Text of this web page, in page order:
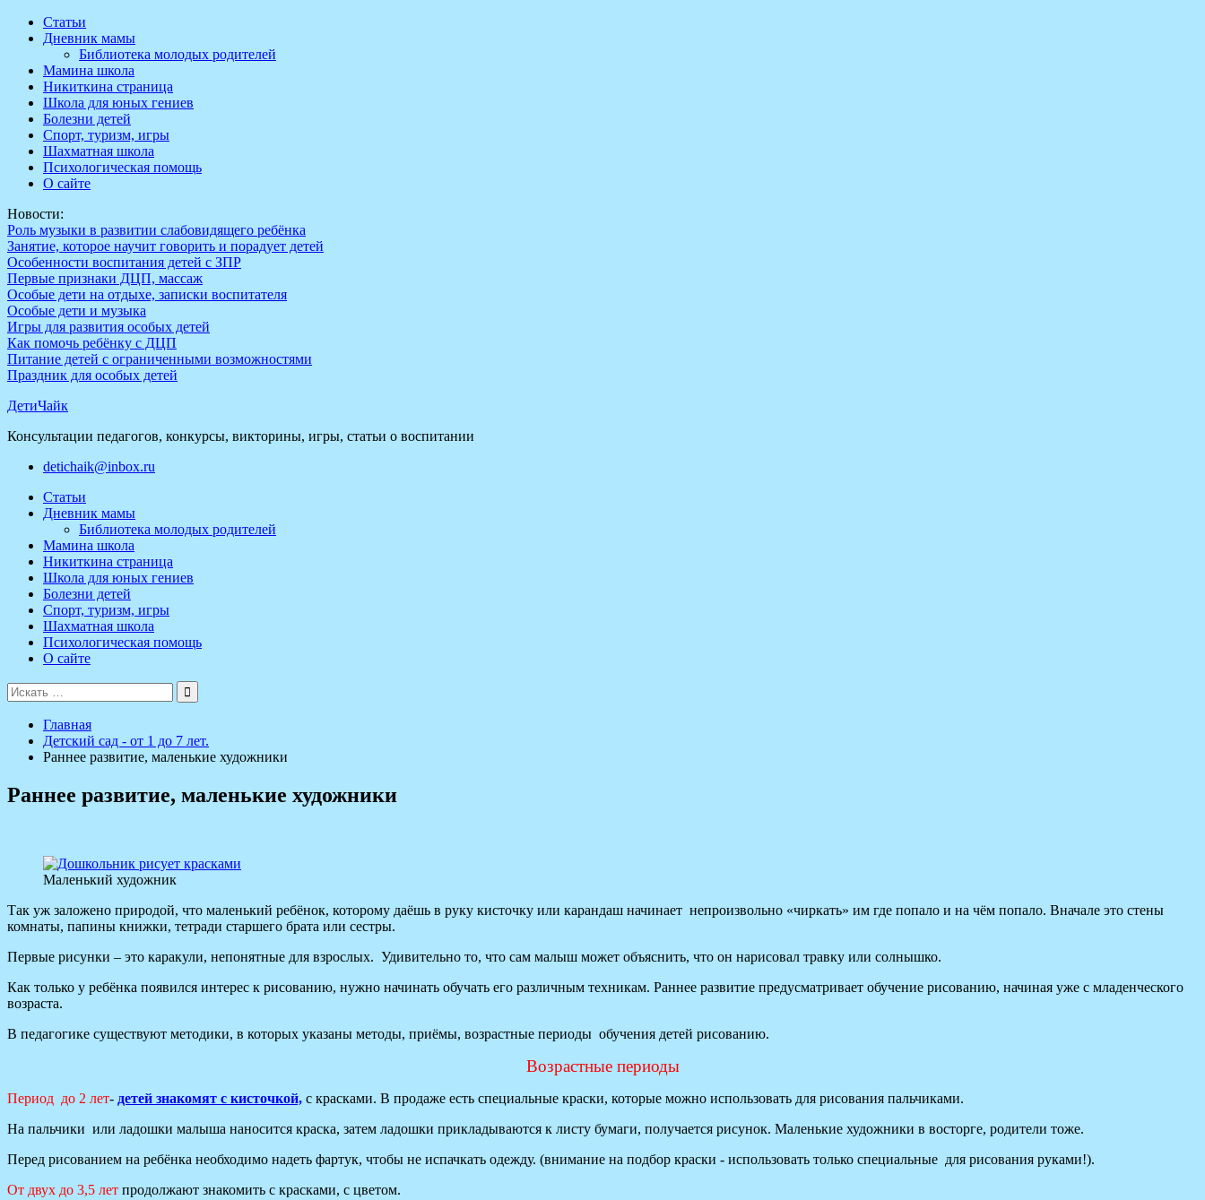
Перейти
содержимому
Статьи
Дневник мамы
Библиотека молодых родителей
Мамина школа
Никиткина страница
Школа для юных гениев
Болезни детей
Спорт, туризм, игры
Шахматная школа
Психологическая помощь
О сайте
Новости:
Роль музыки в развитии слабовидящего ребёнка
Занятие, которое научит говорить и порадует детей
Особенности воспитания детей с ЗПР
Первые признаки ДЦП, массаж
Особые дети на отдыхе, записки воспитателя
Особые дети и музыка
Игры для развития особых детей
Как помочь ребёнку с ДЦП
Питание детей с ограниченными возможностями
Праздник для особых детей
ДетиЧайк
Консультации педагогов, конкурсы, викторины, игры, статьи о воспитании
detichaik@inbox.ru
Статьи
Дневник мамы
Библиотека молодых родителей
Мамина школа
Никиткина страница
Школа для юных гениев
Болезни детей
Спорт, туризм, игры
Шахматная школа
Психологическая помощь
О сайте
Поиск
для:
Главная
Детский сад - от 1 до 7 лет.
Раннее развитие, маленькие художники
Раннее развитие, маленькие художники
Маленький художник
Так уж заложено природой, что маленький ребёнок, которому даёшь в руку кисточку или карандаш начинает непроизвольно «чиркать» им где попало и на чём попало. Вначале это стены
комнаты, папины книжки, тетради старшего брата или сестры.
Первые рисунки – это каракули, непонятные для взрослых. Удивительно то, что сам малыш может объяснить, что он нарисовал травку или солнышко.
Как только у ребёнка появился интерес к рисованию, нужно начинать обучать его различным техникам. Раннее развитие предусматривает обучение рисованию, начиная уже с младенческого
возраста.
В педагогике существуют методики, в которых указаны методы, приёмы, возрастные периоды обучения детей рисованию.
Возрастные периоды
Период до 2 лет- детей знакомят с кисточкой, с красками. В продаже есть специальные краски, которые можно использовать для рисования пальчиками.
На пальчики или ладошки малыша наносится краска, затем ладошки прикладываются к листу бумаги, получается рисунок. Маленькие художники в восторге, родители тоже.
Перед рисованием на ребёнка необходимо надеть фартук, чтобы не испачкать одежду. (внимание на подбор краски - использовать только специальные для рисования руками!).
От двух до 3,5 лет продолжают знакомить с красками, с цветом.